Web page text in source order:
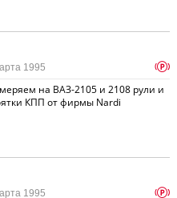
на ВАЗ-2105 и 2108 рули и
КПП от фирмы Nardi
1995 p
1995 p